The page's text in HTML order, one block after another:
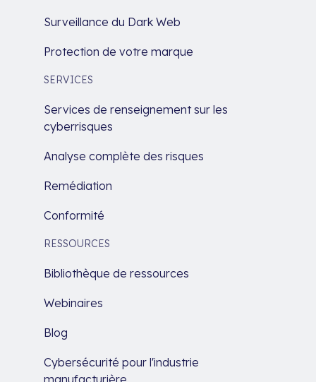
Surveillance du Dark Web
Protection de votre marque
SERVICES
Services de renseignement sur les
cyberrisques
Analyse complète des risques
Remédiation
Conformité
RESSOURCES
Bibliothèque de ressources
Webinaires
Blog
Cybersécurité pour l'industrie
manufacturière